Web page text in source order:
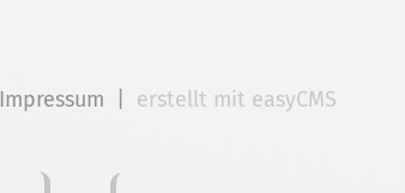
Impressum erstellt mit easyCMS